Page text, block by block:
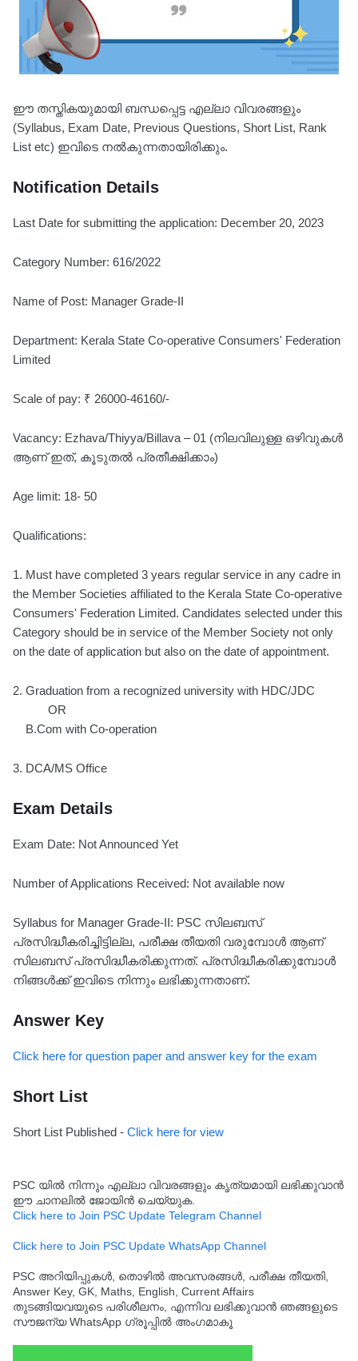
ഈ തസ്തികയുമായി ബന്ധപ്പെട്ട എല്ലാ വിവരങ്ങളും
(Syllabus, Exam Date, Previous Questions, Short List, Rank
List etc) ഇവിടെ നൽകുന്നതായിരിക്കും.
Notification Details
Last Date for submitting the application: December 20, 2023
Category Number: 616/2022
Name of Post: Manager Grade-II
Department: Kerala State Co-operative Consumers' Federation
Limited
Scale of pay: ₹ 26000-46160/-
Vacancy: Ezhava/Thiyya/Billava – 01 (നിലവിലുള്ള ഒഴിവുകൾ
ആണ് ഇത്, കൂടുതൽ പ്രതീക്ഷിക്കാം)
Age limit: 18- 50
Qualifications:
1. Must have completed 3 years regular service in any cadre in
the Member Societies affiliated to the Kerala State Co-operative
Consumers' Federation Limited. Candidates selected under this
Category should be in service of the Member Society not only
on the date of application but also on the date of appointment.
2. Graduation from a recognized university with HDC/JDC
OR
B.Com with Co-operation
3. DCA/MS Office
Exam Details
Exam Date: Not Announced Yet
Number of Applications Received: Not available now
Syllabus for Manager Grade-II: PSC സിലബസ്
പ്രസിദ്ധീകരിച്ചിട്ടില്ല, പരീക്ഷ തീയതി വരുമ്പോൾ ആണ്
സിലബസ് പ്രസിദ്ധീകരിക്കുന്നത്. പ്രസിദ്ധീകരിക്കുമ്പോൾ
നിങ്ങൾക്ക് ഇവിടെ നിന്നും ലഭിക്കുന്നതാണ്.
Answer Key
Click here for question paper and answer key for the exam
Short List
Short List Published - Click here for view
PSC യിൽ നിന്നും എല്ലാ വിവരങ്ങളും കൃത്യമായി ലഭിക്കുവാൻ
ഈ ചാനലിൽ ജോയിൻ ചെയ്യുക.
Click here to Join PSC Update Telegram Channel
Click here to Join PSC Update WhatsApp Channel
PSC അറിയിപ്പുകൾ, തൊഴിൽ അവസരങ്ങൾ, പരീക്ഷ തീയതി,
Answer Key, GK, Maths, English, Current Affairs
തുടങ്ങിയവയുടെ പരിശീലനം, എന്നിവ ലഭിക്കുവാൻ ഞങ്ങളുടെ
സൗജന്യ WhatsApp ഗ്രൂപ്പിൽ അംഗമാകൂ